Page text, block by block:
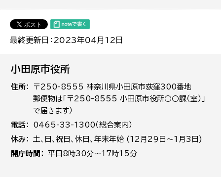
最終更新日：2023年04月12日
小田原市役所
住所
〒250-8555 神奈川県小田原市荻窪300番地
郵便物は「〒250-8555 小田原市役所○○課（室）」
で届きます）
電話
0465-33-1300（総合案内）
休み
土､日､祝日、休日、年末年始 (12月29日～1月3日)
開庁時間
平日8時30分～17時15分